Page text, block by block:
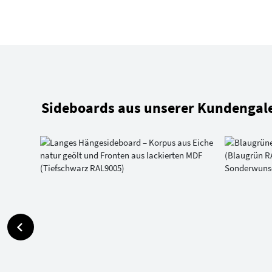
Sideboards aus unserer